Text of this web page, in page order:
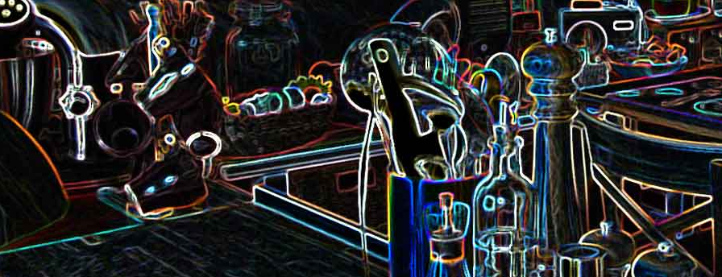
Salade de vermicelles de riz,
aux crevettes et au
pamplemousse Minis brownies aux Oreo®
Pizza au jambon Serrano et
aux câpres Pancakes aux
d'avoine